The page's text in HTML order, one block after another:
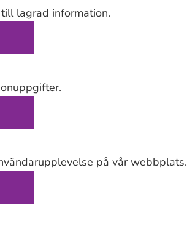
lagrad information.
på vår webbplats.